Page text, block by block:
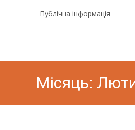
Публічна інформація
Місяць: